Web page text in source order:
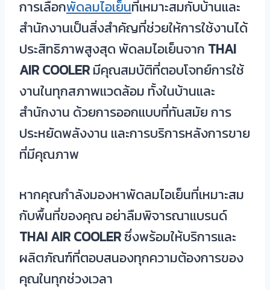
การเลือกพัดลมไอเย็นที่เหมาะสมกับบ้านและ
สำนักงานเป็นสิ่งสำคัญที่ช่วยให้การใช้งานได้
ประสิทธิภาพสูงสุด พัดลมไอเย็นจาก THAI
AIR COOLERมีคุณสมบัติที่ตอบโจทย์การใช้
งานในทุกสภาพแวดล้อม ทั้งในบ้านและ
สำนักงาน ด้วยการออกแบบที่ทันสมัย การ
ประหยัดพลังงาน และการบริการหลังการขาย
ที่มีคุณภาพ
หากคุณกำลังมองหาพัดลมไอเย็นที่เหมาะสม
กับพื้นที่ของคุณ อย่าลืมพิจารณาแบรนด์
THAI AIR COOLERซึ่งพร้อมให้บริการและ
ผลิตภัณฑ์ที่ตอบสนองทุกความต้องการของ
คุณในทุกช่วงเวลา